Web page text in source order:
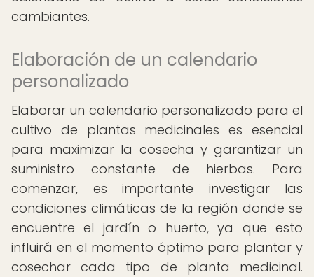
cambiantes.
Elaboración de un calendario
personalizado
Elaborar un calendario personalizado para el
cultivo de plantas medicinales es esencial
para maximizar la cosecha y garantizar un
suministro constante de hierbas. Para
comenzar, es importante investigar las
condiciones climáticas de la región donde se
encuentre el jardín o huerto, ya que esto
influirá en el momento óptimo para plantar y
cosechar cada tipo de planta medicinal.